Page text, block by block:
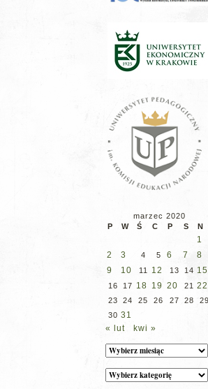
marzec 2020
P
W Ś C P S N
1
2
3 4 5 6 7
8
9
10 11 12 13 14 15
16 17 18 19 20 21 22
23 24 25 26 27 28
29
30 31
« lut
kwi »
Archiwum
Kategorie
wpisów